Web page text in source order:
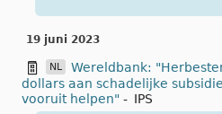
19 juni 2023
NL
Wereldbank:
dollars aan schadelijke
vooruit helpen" - IPS